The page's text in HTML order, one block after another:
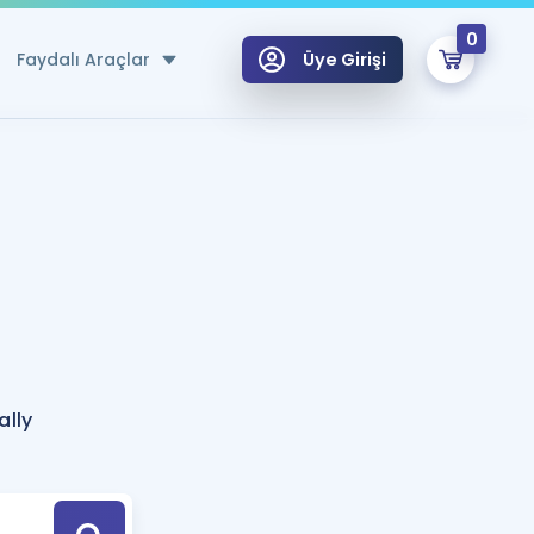
Faydalı Araçlar
Hesaplama Aracı
için Öneriler
Tek Takvimde
Üye Girişi
0
Hoca ile seni sınava hazırlayacak onlarca eğitim seni bekliyor!